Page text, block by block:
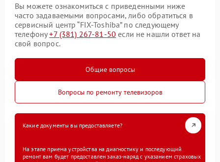
Вы можете ознакомиться с приведенными ниже
часто задаваемыми вопросами, либо обратиться в
сервисный центр “FIX-Toshiba” по следующему
телефону+7 (381) 267-81-50 если не нашли ответ на
свой вопрос.
Общие вопросы
Вопросы по ремонту телевизоров
Какие документы вы предоставляете?
На этапе приема устройства на диагностику и последующий
ремонт вам будет предоставлен заказ-наряд с указанием страховых